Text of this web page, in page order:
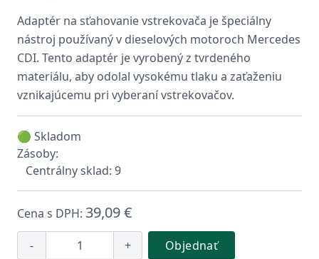
Adaptér na sťahovanie vstrekovača je špeciálny
nástroj používaný v dieselových motoroch Mercedes
CDI. Tento adaptér je vyrobený z tvrdeného
materiálu, aby odolal vysokému tlaku a zaťaženiu
vznikajúcemu pri vyberaní vstrekovačov.
🟢 Skladom
Zásoby:
Centrálny sklad: 9
Cena s DPH: 39,09 €
- + Objednať